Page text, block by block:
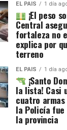
EL PAIS 1 día
¡El peso
Central
fortaleza no
explica por
terreno
EL PAIS 1 día
¡Santo
la lista! Casi
cuatro
la Policía fue
la provincia